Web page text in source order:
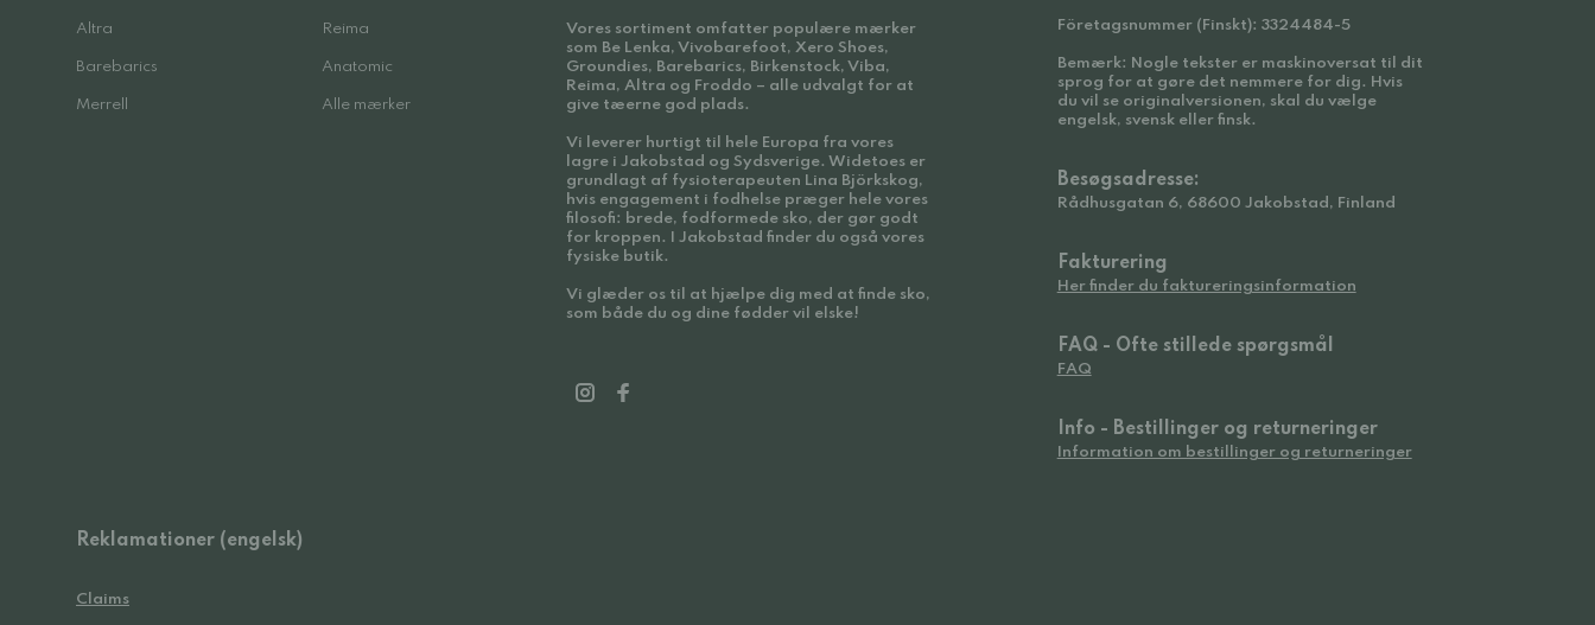
Altra Reima
Barebarics Anatomic
Merrell Alle mærker
Vores sortiment omfatter populære mærker
som Be Lenka, Vivobarefoot, Xero Shoes,
Groundies, Barebarics, Birkenstock, Viba,
Reima, Altra og Froddo – alle udvalgt for at
give tæerne god plads.
Vi leverer hurtigt til hele Europa fra vores
lagre i Jakobstad og Sydsverige. Widetoes er
grundlagt af fysioterapeuten Lina Björkskog,
hvis engagement i fodhelse præger hele vores
filosofi: brede, fodformede sko, der gør godt
for kroppen. I Jakobstad finder du også vores
fysiske butik.
Vi glæder os til at hjælpe dig med at finde sko,
som både du og dine fødder vil elske!
Företagsnummer (Finskt): 3324484-5
Bemærk: Nogle tekster er maskinoversat til dit
sprog for at gøre det nemmere for dig. Hvis
du vil se originalversionen, skal du vælge
engelsk, svensk eller finsk.
Besøgsadresse:
Rådhusgatan 6, 68600 Jakobstad, Finland
Fakturering
Her finder du faktureringsinformation
FAQ - Ofte stillede spørgsmål
FAQ
Info - Bestillinger og returneringer
Information om bestillinger og returneringer
Reklamationer (engelsk)
Claims